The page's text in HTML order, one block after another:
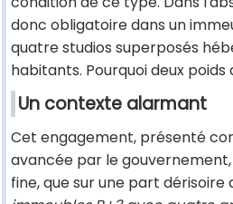
donc obligatoire dans un
quatre studios superposés
habitants. Pourquoi deux poids
Un contexte alarmant
Cet engagement, présenté
avancée par le
fine, que sur une part dérisoire